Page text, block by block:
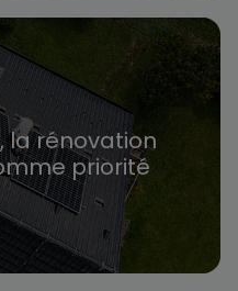
la rénovation
priorité